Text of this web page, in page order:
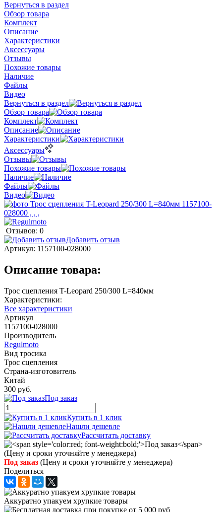
Вернуться в раздел
Обзор товара
Комплект
Описание
Характеристики
Аксессуары
Отзывы
Похожие товары
Наличие
Файлы
Видео
Вернуться в раздел
Обзор товара
Комплект
Описание
Характеристики
Аксессуары
Отзывы
Похожие товары
Наличие
Файлы
Видео
Отзывов: 0
Добавить отзыв
Артикул: 1157100-028000
Описание товара:
Трос сцепления T-Leopard 250/300 L=840мм
Характеристики:
Все характеристики
Артикул
1157100-028000
Производитель
Regulmoto
Вид тросика
Трос сцепления
Страна-изготовитель
Китай
300 руб.
Под заказ
Купить в 1 клик
Нашли дешевле
Рассчитать доставку
Под заказ (Цену и сроки уточняйте у менеджера)
Поделиться
Аккуратно упакуем хрупкие товары